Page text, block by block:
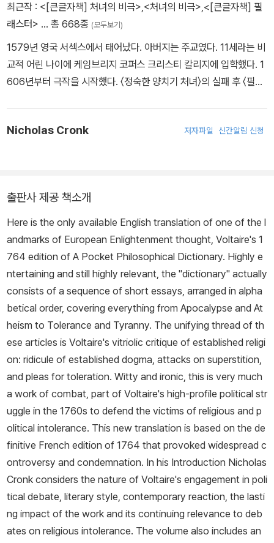
최근작 : <[큰글자책] 처녀의 비극>,<처녀의 비극>,<[큰글자책] 필
래스터> … 총 668종 (모두보기)
1579년 영국 서섹스에서 태어났다. 아버지는 주교였다. 11세라는 비
교적 어린 나이에 케임브리지 코퍼스 크리스티 칼리지에 입학했다. 1
606년부터 극작을 시작했다. 〈정숙한 양치기 처녀〉의 실패 후 〈필래
귀족 신사〉, 〈헨리 8세〉를 공동 집필하기도 했다. 플레처의 작품은 감
Nicholas Cronk 저자파일 신간알림 신청
출판사 제공 책소개
Here is the only available English translation of one of the l
andmarks of European Enlightenment thought, Voltaire's 1
764 edition of A Pocket Philosophical Dictionary. Highly e
ntertaining and still highly relevant, the "dictionary" actually
consists of a sequence of short essays, arranged in alpha
betical order, covering everything from Apocalypse and At
heism to Tolerance and Tyranny. The unifying thread of th
ese articles is Voltaire's vitriolic critique of established religi
on: ridicule of established dogma, attacks on superstition,
and pleas for toleration. Witty and ironic, this is very much
a work of combat, part of Voltaire's high-profile political str
uggle in the 1760s to defend the victims of religious and p
olitical intolerance. This new translation is based on the de
finitive French edition of 1764 that provoked widespread c
ontroversy and condemnation. In his Introduction Nicholas
Cronk considers the nature of Voltaire's engagement in poli
tical debate, literary style, contemporary reaction, the lasti
ng impact of the work and its continuing relevance to deb
ates on religious intolerance. The volume also includes an